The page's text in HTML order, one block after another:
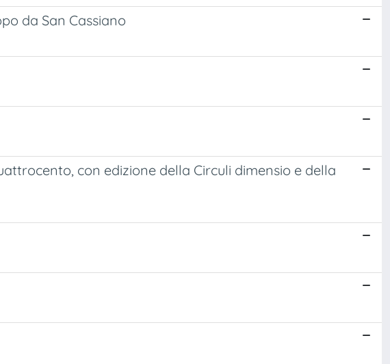
da San Cassiano
con edizione della Circuli dimensio e della